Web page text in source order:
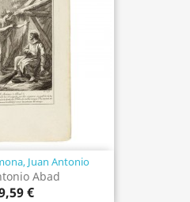
Juan Antonio
Abad
€